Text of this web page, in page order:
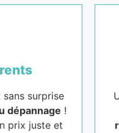
sans surprise
dépannage !
prix juste et